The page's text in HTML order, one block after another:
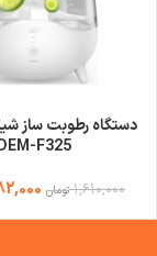
دستگاه رطوبت ساز
F325
1,610,000 تومان